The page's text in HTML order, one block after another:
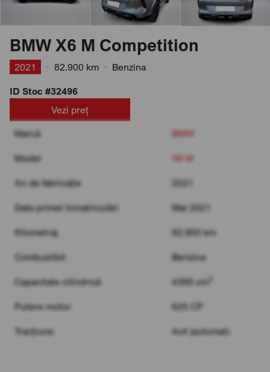
BMW X6 M Competition
2021 82.900 km
Benzina
ID Stoc #32496
Vezi preț
Marcă
BMW
Model X6 M
An de fabricație 2021
Data primei înmatriculări Mai 2021
Kilometraj 82.900 km
Combustibil Benzina
Capacitate cilindrică 4395 cm
Putere motor 625 CP
Tracțiune 4x4 (automat)